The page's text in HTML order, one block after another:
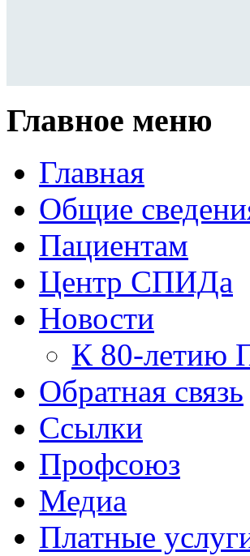
Главное меню
Главная
Общие
Пациентам
Центр СПИДа
Новости
К 80-летию
Обратная связь
Ссылки
Профсоюз
Медиа
Платные